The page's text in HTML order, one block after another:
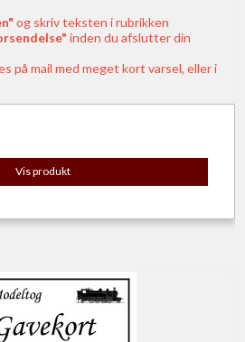
og skriv teksten i rubrikken
inden du afslutter din
på mail med meget kort varsel, eller i
Vis produkt